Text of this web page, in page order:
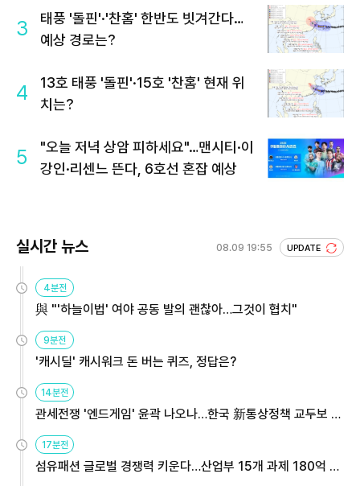
3
태풍 '돌핀'·'찬홈' 한반도 빗겨간다…
예상 경로는?
4
13호 태풍 '돌핀'·15호 '찬홈' 현재 위
치는?
5
"오늘 저녁 상암 피하세요"…맨시티·이
강인·리센느 뜬다, 6호선 혼잡 예상
실시간 뉴스 08.09 19:55 UPDATE
4분전
與 "'하늘이법' 여야 공동 발의 괜찮아…그것이 협치"
9분전
'캐시딜' 캐시워크 돈 버는 퀴즈, 정답은?
14분전
관세전쟁 '엔드게임' 윤곽 나오나…한국 新통상정책 교두보 활
용해야
17분전
섬유패션 글로벌 경쟁력 키운다…산업부 15개 과제 180억 지